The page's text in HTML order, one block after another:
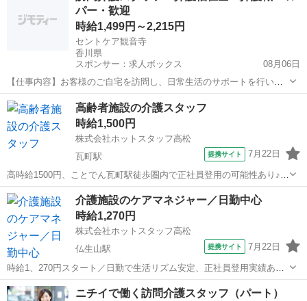
す♪ ・推しカラーのネイルや明...
パー・歓迎
時給1,499円～2,215円
セントケア観音寺
香川県
スポンサー：求人ボックス
08月06日
【仕事内容】お客様のご自宅を訪問し、日常生活のサポートを行いま
す。1対1でゆっくり関わることができるお仕事です。 主な業務内容 ・
身体介護(入浴・排泄・食事介助など) ・生活援助(掃除、洗濯、調理、
買い物など) ・生活の見守りや声...
アルバイト・パート
高齢者施設の介護スタッフ
時給1,500円
株式会社ホットスタッフ高松
瓦町駅
提携サイト 7月22日
高時給1500円、ことでん瓦町駅徒歩圏内で正社員登用の可能性あり♪
【仕事内容】 ----------------------------------------- ＜ 作業内容 ＞ 施設内
での介護業務全般をお願いし...
香川 瓦町駅
介護施設のケアマネジャー／日勤中心
時給1,270円
株式会社ホットスタッフ高松
仏生山駅
提携サイト 7月22日
時給1、270円スタート／日勤で生活リズム安定、正社員登用実績あり
【仕事内容】 ケアマネージャー資格が活かせる♪
——————————————————— ◆企業情報◆
香川 高松市 仏生山駅 ケアマネージャー
ニチイで働く訪問介護スタッフ（パート）